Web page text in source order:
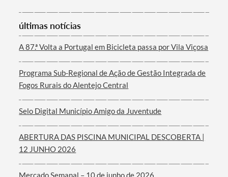
Categorias gerais
Filtros
últimas notícias
A 87.ª Volta a Portugal em Bicicleta passa por Vila Viçosa
Programa Sub-Regional de Ação de Gestão Integrada de
Fogos Rurais do Alentejo Central
Selo Digital Município Amigo da Juventude
ABERTURA DAS PISCINA MUNICIPAL DESCOBERTA |
12 JUNHO 2026
Mercado Semanal – 10 de junho de 2026